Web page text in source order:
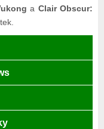
a Clair Obscur: